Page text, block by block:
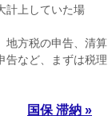
計上していた場
地方税の申告、清算
告など、まずは税理
国保 滞納 »